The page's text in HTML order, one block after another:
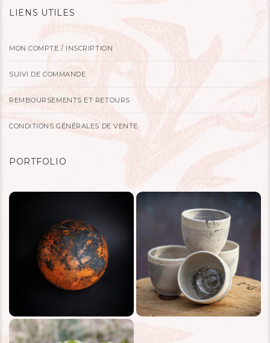
LIENS UTILES
MON COMPTE / INSCRIPTION
SUIVI DE COMMANDE
REMBOURSEMENTS ET RETOURS
CONDITIONS GÉNÉRALES DE VENTE
PORTFOLIO